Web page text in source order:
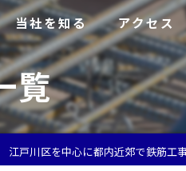
当社を知る
正社員
経験者
未経験者
アクセス
覧
江戸川区を中心に都内近郊で鉄筋工